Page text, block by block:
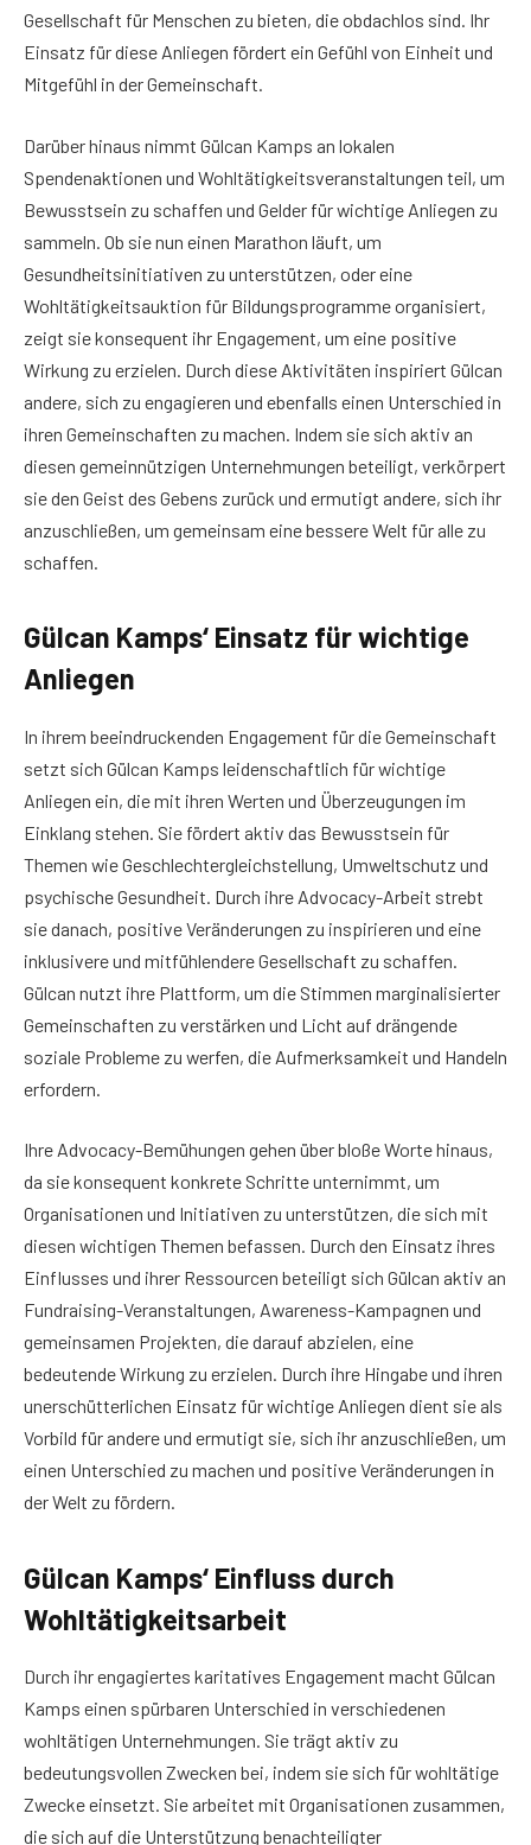
Gesellschaft für Menschen zu bieten, die obdachlos sind. Ihr
Einsatz für diese Anliegen fördert ein Gefühl von Einheit und
Mitgefühl in der Gemeinschaft.
Darüber hinaus nimmt Gülcan Kamps an lokalen
Spendenaktionen und Wohltätigkeitsveranstaltungen teil, um
Bewusstsein zu schaffen und Gelder für wichtige Anliegen zu
sammeln. Ob sie nun einen Marathon läuft, um
Gesundheitsinitiativen zu unterstützen, oder eine
Wohltätigkeitsauktion für Bildungsprogramme organisiert,
zeigt sie konsequent ihr Engagement, um eine positive
Wirkung zu erzielen. Durch diese Aktivitäten inspiriert Gülcan
andere, sich zu engagieren und ebenfalls einen Unterschied in
ihren Gemeinschaften zu machen. Indem sie sich aktiv an
diesen gemeinnützigen Unternehmungen beteiligt, verkörpert
sie den Geist des Gebens zurück und ermutigt andere, sich ihr
anzuschließen, um gemeinsam eine bessere Welt für alle zu
schaffen.
Gülcan Kamps‘ Einsatz für wichtige
Anliegen
In ihrem beeindruckenden Engagement für die Gemeinschaft
setzt sich Gülcan Kamps leidenschaftlich für wichtige
Anliegen ein, die mit ihren Werten und Überzeugungen im
Einklang stehen. Sie fördert aktiv das Bewusstsein für
Themen wie Geschlechtergleichstellung, Umweltschutz und
psychische Gesundheit. Durch ihre Advocacy-Arbeit strebt
sie danach, positive Veränderungen zu inspirieren und eine
inklusivere und mitfühlendere Gesellschaft zu schaffen.
Gülcan nutzt ihre Plattform, um die Stimmen marginalisierter
Gemeinschaften zu verstärken und Licht auf drängende
soziale Probleme zu werfen, die Aufmerksamkeit und Handeln
erfordern.
Ihre Advocacy-Bemühungen gehen über bloße Worte hinaus,
da sie konsequent konkrete Schritte unternimmt, um
Organisationen und Initiativen zu unterstützen, die sich mit
diesen wichtigen Themen befassen. Durch den Einsatz ihres
Einflusses und ihrer Ressourcen beteiligt sich Gülcan aktiv an
Fundraising-Veranstaltungen, Awareness-Kampagnen und
gemeinsamen Projekten, die darauf abzielen, eine
bedeutende Wirkung zu erzielen. Durch ihre Hingabe und ihren
unerschütterlichen Einsatz für wichtige Anliegen dient sie als
Vorbild für andere und ermutigt sie, sich ihr anzuschließen, um
einen Unterschied zu machen und positive Veränderungen in
der Welt zu fördern.
Gülcan Kamps‘ Einfluss durch
Wohltätigkeitsarbeit
Durch ihr engagiertes karitatives Engagement macht Gülcan
Kamps einen spürbaren Unterschied in verschiedenen
wohltätigen Unternehmungen. Sie trägt aktiv zu
bedeutungsvollen Zwecken bei, indem sie sich für wohltätige
Zwecke einsetzt. Sie arbeitet mit Organisationen zusammen,
die sich auf die Unterstützung benachteiligter